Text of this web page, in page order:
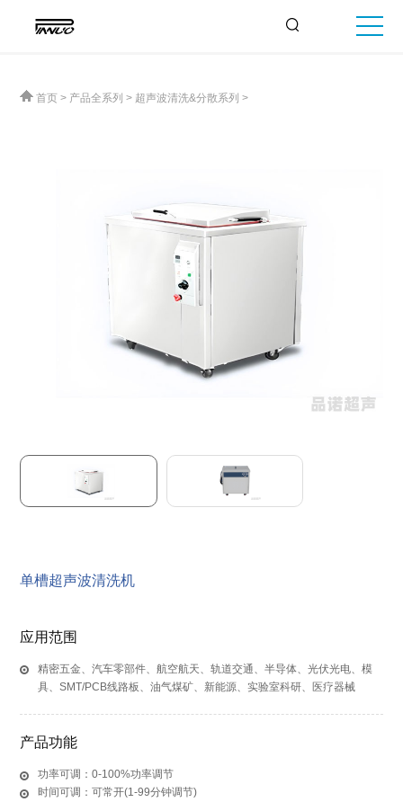
首页> 产品全系列 > 超声波清洗&分散系列 >
单槽超声波清洗机
应用范围
精密五金、汽车零部件、航空航天、轨道交通、半导体、光伏光电、模
具、SMT/PCB线路板、油气煤矿、新能源、实验室科研、医疗器械
产品功能
功率可调：0-100%功率调节
时间可调：可常开(1-99分钟调节)